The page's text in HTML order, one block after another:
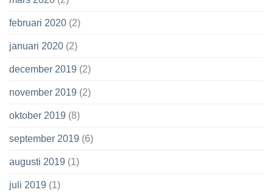
februari 2020 (2)
januari 2020 (2)
december 2019 (2)
november 2019 (2)
oktober 2019 (8)
september 2019 (6)
augusti 2019 (1)
juli 2019 (1)